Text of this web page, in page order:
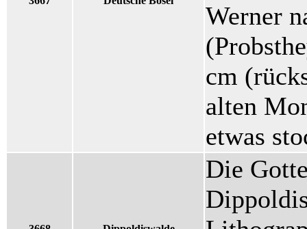
Werner
cm
alten
etwas
Die